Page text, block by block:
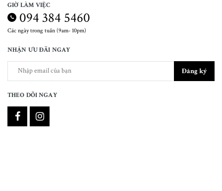
GIỜ LÀM VIỆC
094 384 5460
Các ngày trong tuần (9am- 10pm)
NHẬN ƯU ĐÃI NGAY
Đăng ký
THEO DÕI NGAY